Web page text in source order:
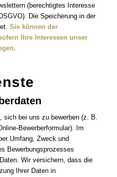
(berechtigtes Interesse
Die Speicherung in der
Sie können der
Ihre Interessen unser
sich bei uns zu bewerben (z. B.
Bewerberformular). Im
Umfang, Zweck und
Bewerbungsprozesses
Wir versichern, dass die
Ihrer Daten in